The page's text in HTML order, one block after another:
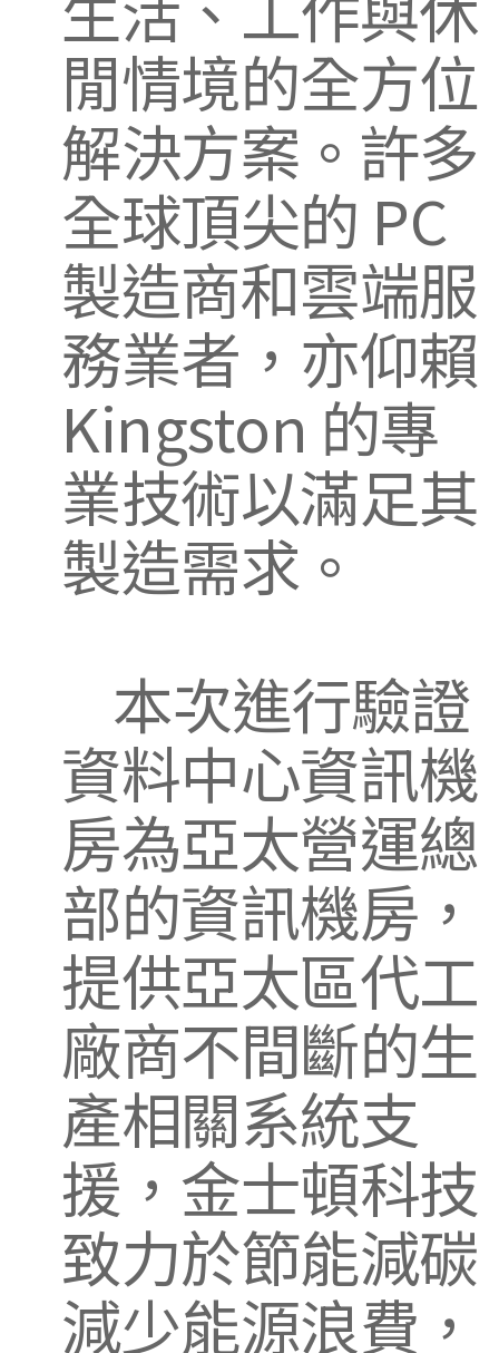
閒情境的全方位
解決方案。許多
全球頂尖的 PC
製造商和雲端服
務業者，亦仰賴
Kingston 的專
業技術以滿足其
製造需求。
本次進行驗證
資料中心資訊機
房為亞太營運總
部的資訊機房，
提供亞太區代工
廠商不間斷的生
產相關系統支
援，金士頓科技
致力於節能減碳
減少能源浪費，